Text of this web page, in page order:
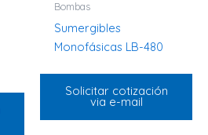
Bombas
Sumergibles
Monofásicas LB-480
Solicitar cotización
via e-mail